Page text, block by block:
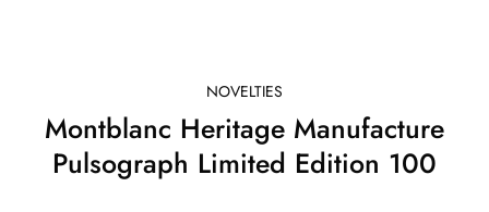
NOVELTIES
Montblanc Heritage Manufacture
Pulsograph Limited Edition 100